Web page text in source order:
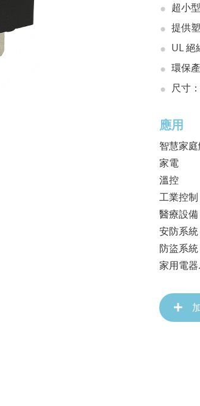
超小
提供
UL 絕
環保
尺寸
應用
智慧家
家電
溫控
工業控制
醫療設備
安防系統
防盜系統
家用電